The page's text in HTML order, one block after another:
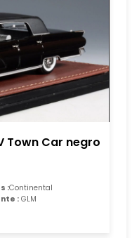
Town Car negro
:Continental
: GLM